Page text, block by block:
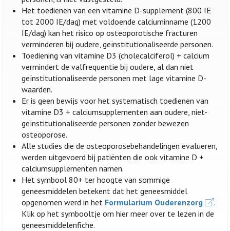
Het toedienen van een vitamine D-supplement (800 IE
tot 2000 IE/dag) met voldoende calciuminname (1200
IE/dag) kan het risico op osteoporotische fracturen
verminderen bij oudere, geïnstitutionaliseerde personen.
Toediening van vitamine D3 (cholecalciferol) + calcium
vermindert de valfrequentie bij oudere, al dan niet
geïnstitutionaliseerde personen met lage vitamine D-
waarden.
Er is geen bewijs voor het systematisch toedienen van
vitamine D3 + calciumsupplementen aan oudere, niet-
geïnstitutionaliseerde personen zonder bewezen
osteoporose.
Alle studies die de osteoporosebehandelingen evalueren,
werden uitgevoerd bij patiënten die ook vitamine D +
calciumsupplementen namen.
Het symbool 80+ ter hoogte van sommige
geneesmiddelen betekent dat het geneesmiddel
opgenomen werd in het Formularium Ouderenzorg
.
Klik op het symbooltje om hier meer over te lezen in de
geneesmiddelenfiche.